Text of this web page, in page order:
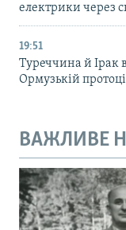
електрики через
19:51
Туреччина й Ірак
Ормузькій
ВАЖЛИВЕ